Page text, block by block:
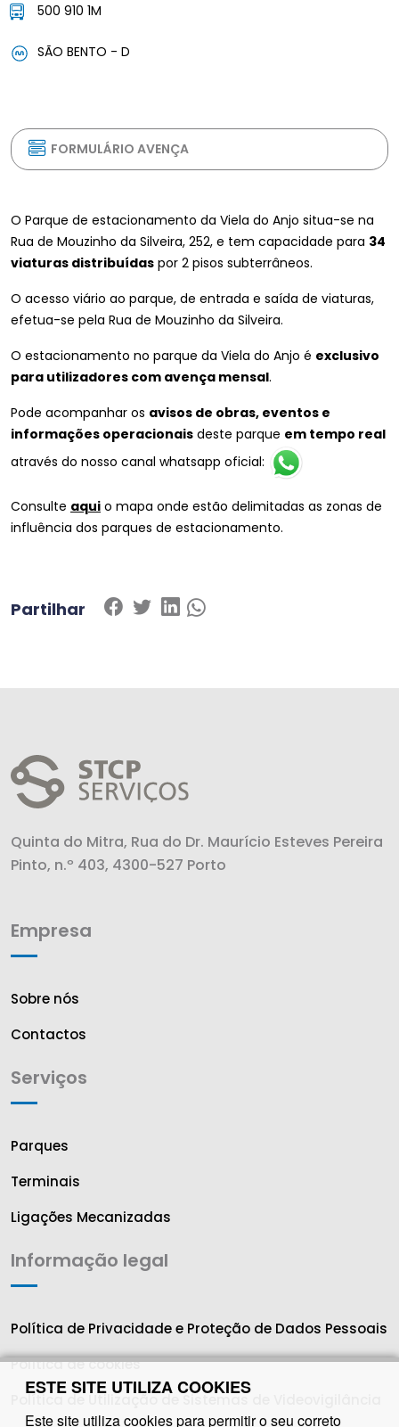
500 910 1M
SÃO BENTO - D
FORMULÁRIO AVENÇA
O Parque de estacionamento da Viela do Anjo situa-se na
Rua de Mouzinho da Silveira, 252, e tem capacidade para 34
viaturas distribuídas por 2 pisos subterrâneos.
O acesso viário ao parque, de entrada e saída de viaturas,
efetua-se pela Rua de Mouzinho da Silveira.
O estacionamento no parque da Viela do Anjo é exclusivo
para utilizadores com avença mensal.
Pode acompanhar os avisos de obras, eventos e
informações operacionais deste parque em tempo real
através do nosso canal whatsapp oficial:
Consulte aqui o mapa onde estão delimitadas as zonas de
influência dos parques de estacionamento.
Partilhar
Quinta do Mitra, Rua do Dr. Maurício Esteves Pereira
Pinto, n.º 403, 4300-527 Porto
Empresa
Sobre nós
Contactos
Serviços
Parques
Terminais
Ligações Mecanizadas
Informação legal
Política de Privacidade e Proteção de Dados Pessoais
Política de cookies
Política de Utilização de Sistemas de Videovigilância
ESTE SITE UTILIZA COOKIES
Este site utiliza cookies para permitir o seu correto